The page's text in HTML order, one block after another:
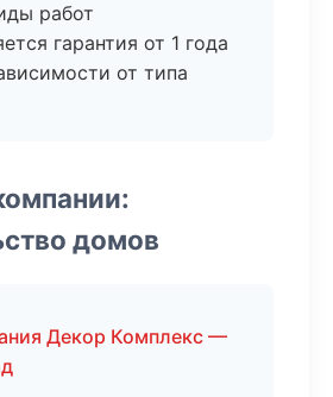
работ
гарантия от 1 года
от типа
домов
Декор Комплекс —